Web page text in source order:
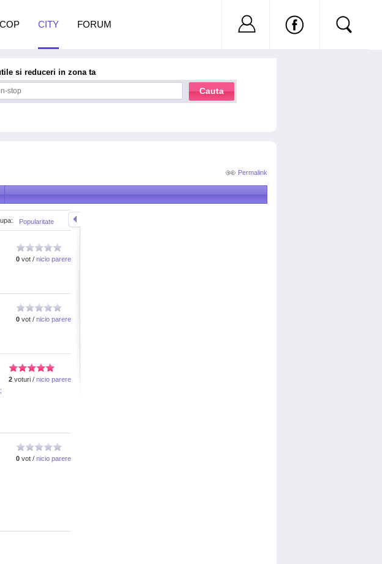
Permalink
Popularitate
0 vot / nicio parere
0 vot / nicio parere
2 voturi / nicio parere
0 vot / nicio parere
si reduceri in zona ta
Cauta
CITY FORUM Nu ai cont?